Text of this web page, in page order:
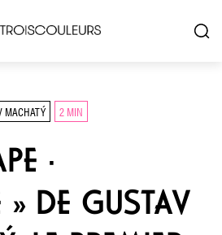
MACHATÝ 2 MIN
·
» DE GUSTAV